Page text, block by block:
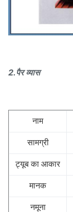
2.पैर व्यास
नाम
सामग्री
ट्यूब का आकार
मानक
नमूना